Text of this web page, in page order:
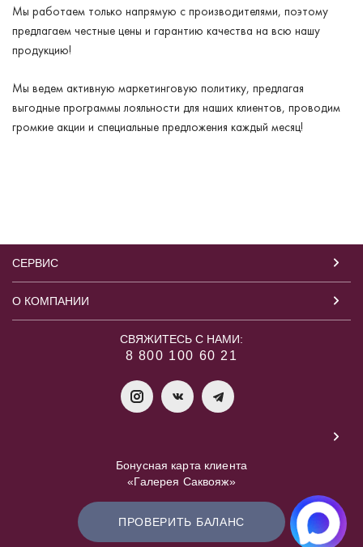
Мы работаем только напрямую с производителями, поэтому
предлагаем честные цены и гарантию качества на всю нашу
продукцию!
Мы ведем активную маркетинговую политику, предлагая
выгодные программы лояльности для наших клиентов, проводим
громкие акции и специальные предложения каждый месяц!
СЕРВИС
О КОМПАНИИ
СВЯЖИТЕСЬ С НАМИ:
8 800 100 60 21
Бонусная карта клиента
«Галерея Саквояж»
ПРОВЕРИТЬ БАЛАНС